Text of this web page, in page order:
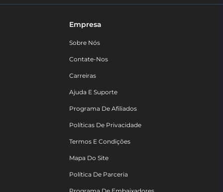
Empresa
Sobre Nós
Contate-Nos
Carreiras
Ajuda E Suporte
Programa De Afiliados
Políticas De Privacidade
Termos E Condições
Mapa Do Site
Política De Parceria